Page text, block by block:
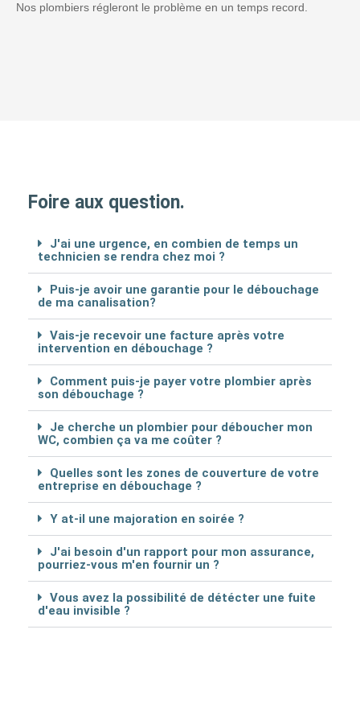
Nos plombiers régleront le problème en un temps record.
Foire aux question.
J'ai une urgence, en combien de temps un
technicien se rendra chez moi ?
Puis-je avoir une garantie pour le débouchage
de ma canalisation?
Vais-je recevoir une facture après votre
intervention en débouchage ?
Comment puis-je payer votre plombier après
son débouchage ?
Je cherche un plombier pour déboucher mon
WC, combien ça va me coûter ?
Quelles sont les zones de couverture de votre
entreprise en débouchage ?
Y at-il une majoration en soirée ?
J'ai besoin d'un rapport pour mon assurance,
pourriez-vous m'en fournir un ?
Vous avez la possibilité de détécter une fuite
d'eau invisible ?